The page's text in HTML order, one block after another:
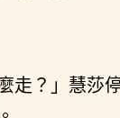
走？」慧莎